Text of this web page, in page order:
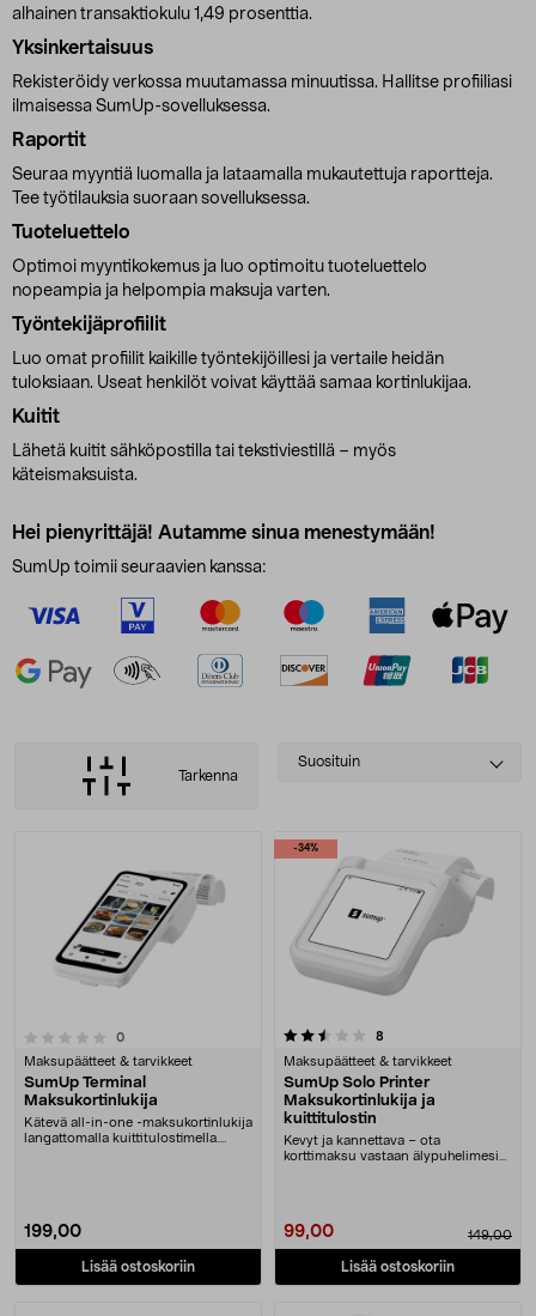
alhainen transaktiokulu 1,49 prosenttia.
Yksinkertaisuus
Rekisteröidy verkossa muutamassa minuutissa. Hallitse profiiliasi
ilmaisessa SumUp-sovelluksessa.
Raportit
Seuraa myyntiä luomalla ja lataamalla mukautettuja raportteja.
Tee työtilauksia suoraan sovelluksessa.
Tuoteluettelo
Optimoi myyntikokemus ja luo optimoitu tuoteluettelo
nopeampia ja helpompia maksuja varten.
Työntekijäprofiilit
Luo omat profiilit kaikille työntekijöillesi ja vertaile heidän
tuloksiaan. Useat henkilöt voivat käyttää samaa kortinlukijaa.
Kuitit
Lähetä kuitit sähköpostilla tai tekstiviestillä – myös
käteismaksuista.
Hei pienyrittäjä! Autamme sinua menestymään!
SumUp toimii seuraavien kanssa:
Tarkenna
Select
Suosituin
0arvostelut
Maksupäätteet & tarvikkeet
SumUp Terminal
Maksukortinlukija
Kätevä all-in-one -maksukortinlukija
langattomalla kuittitulostimella.
199,00
Lisää ostoskoriin
-34%
2.5 viidestä tähdestä 8
Maksupäätteet & tarvikkeet
SumUp Solo Printer
Maksukortinlukija ja
kuittitulostin
Kevyt ja kannettava – ota
korttimaksu vastaan älypuhelimesi
99,00 149,00
Lisää ostoskoriin